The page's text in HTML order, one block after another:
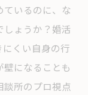
いるのに、な
しょうか？婚活
くい自身の行
になることも
所のプロ視点